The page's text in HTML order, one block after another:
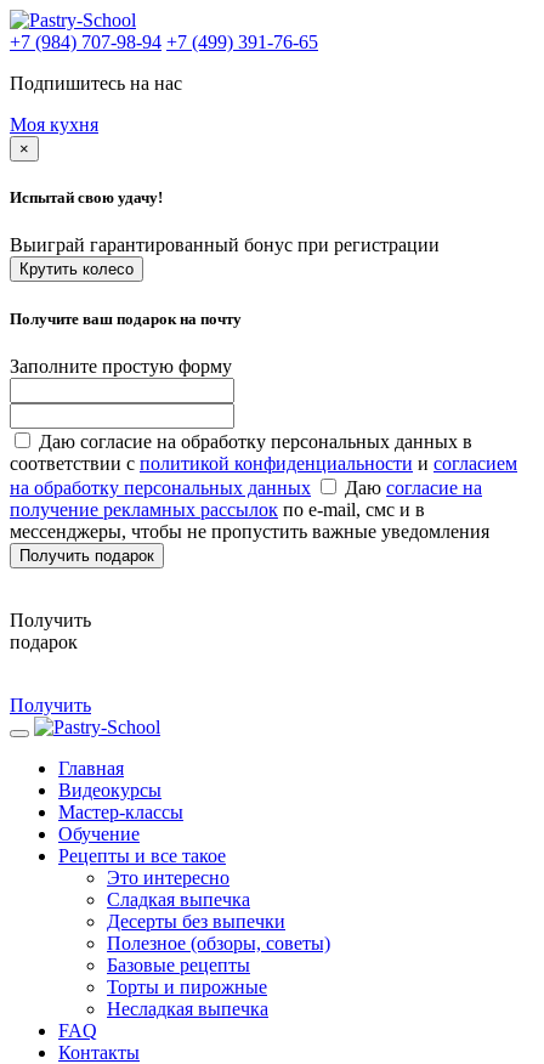
+7 (984) 707-98-94 +7 (499) 391-76-65
Подпишитесь на нас
Моя кухня
×
Испытай свою удачу!
Выиграй гарантированный бонус при регистрации
Крутить колесо
Получите ваш подарок на почту
Заполните простую форму
Даю согласие на обработку персональных данных в
соответствии с политикой конфиденциальности и согласием
на обработку персональных данных
Даю согласие на
получение рекламных рассылок по e-mail, смс и в
мессенджеры, чтобы не пропустить важные уведомления
Получить подарок
Получить
подарок
Получить
Главная
Видеокурсы
Мастер-классы
Обучение
Рецепты и все такое
Это интересно
Сладкая выпечка
Десерты без выпечки
Полезное (обзоры, советы)
Базовые рецепты
Торты и пирожные
Несладкая выпечка
FAQ
Контакты